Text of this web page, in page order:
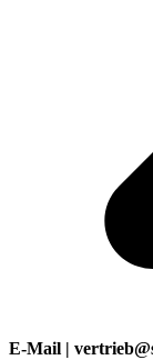
E-Mail |